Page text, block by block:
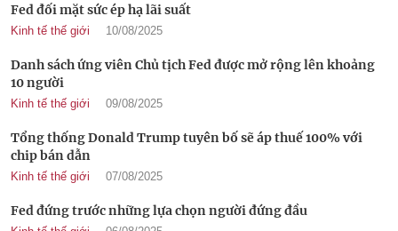
Fed đối mặt sức ép hạ lãi suất
Kinh tế thế giới 10/08/2025
Danh sách ứng viên Chủ tịch Fed được mở rộng lên khoảng
10 người
Kinh tế thế giới 09/08/2025
Tổng thống Donald Trump tuyên bố sẽ áp thuế 100% với
chip bán dẫn
Kinh tế thế giới 07/08/2025
Fed đứng trước những lựa chọn người đứng đầu